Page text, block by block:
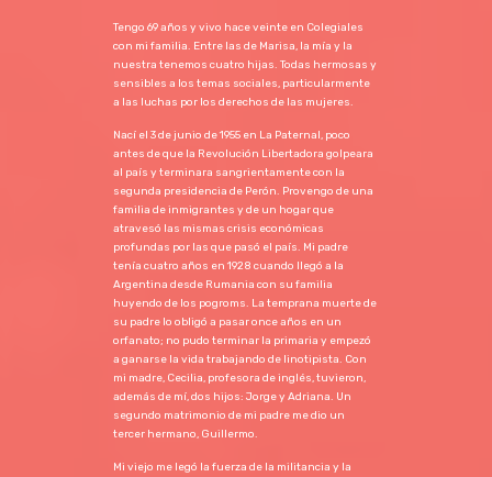
Tengo 69 años y vivo hace veinte en Colegiales
con mi familia. Entre las de Marisa, la mía y la
nuestra tenemos cuatro hijas. Todas hermosas y
sensibles a los temas sociales, particularmente
a las luchas por los derechos de las mujeres.
Nací el 3 de junio de 1955 en La Paternal, poco
antes de que la Revolución Libertadora golpeara
al país y terminara sangrientamente con la
segunda presidencia de Perón. Provengo de una
familia de inmigrantes y de un hogar que
atravesó las mismas crisis económicas
profundas por las que pasó el país. Mi padre
tenía cuatro años en 1928 cuando llegó a la
Argentina desde Rumania con su familia
huyendo de los pogroms. La temprana muerte de
su padre lo obligó a pasar once años en un
orfanato; no pudo terminar la primaria y empezó
a ganarse la vida trabajando de linotipista. Con
mi madre, Cecilia, profesora de inglés, tuvieron,
además de mí, dos hijos: Jorge y Adriana. Un
segundo matrimonio de mi padre me dio un
tercer hermano, Guillermo.
Mi viejo me legó la fuerza de la militancia y la